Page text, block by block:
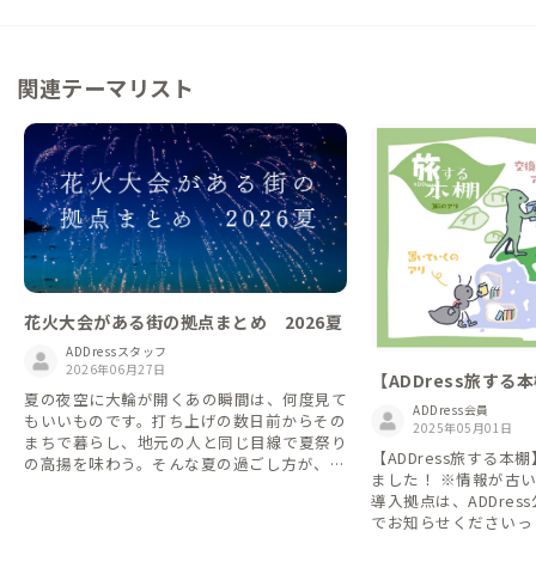
関連テーマリスト
花火大会がある街の拠点まとめ 2026夏
ADDressスタッフ
2026年06月27日
夏の夜空に大輪が開くあの瞬間は、何度見て
もいいものです。打ち上げの数日前からその
まちで暮らし、地元の人と同じ目線で夏祭り
の高揚を味わう。そんな夏の過ごし方が、A
【ADDress旅する
ADDress会員
2025年05月01日
【ADDress旅する本
ました！ ※情報が古
導入拠点は、
でお知らせください